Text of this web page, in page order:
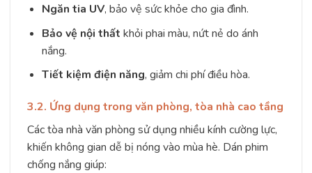
Ngăn tia UV, bảo vệ sức khỏe cho gia đình.
Bảo vệ nội thất khỏi phai màu, nứt nẻ do ánh
nắng.
Tiết kiệm điện năng, giảm chi phí điều hòa.
3.2. Ứng dụng trong văn phòng, tòa nhà cao tầng
Các tòa nhà văn phòng sử dụng nhiều kính cường lực,
khiến không gian dễ bị nóng vào mùa hè. Dán phim
chống nắng giúp: